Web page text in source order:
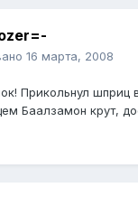
16 марта, 2008
Прикольнул шприц
Баалзамон крут,